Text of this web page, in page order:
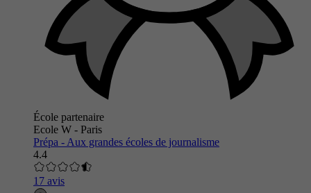
École partenaire
Ecole W - Paris
Prépa - Aux grandes écoles de journalisme
4.4
17 avis